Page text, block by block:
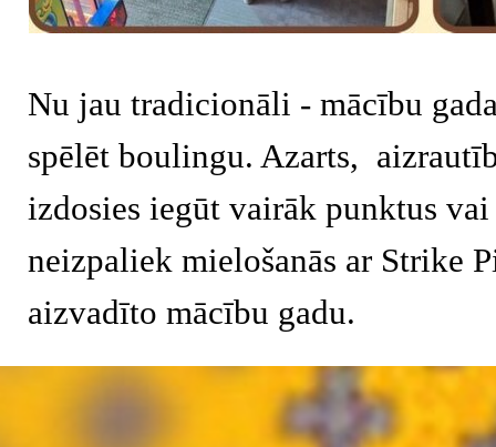
Nu jau tradicionāli - mācību
spēlēt boulingu. Azarts,
izdosies iegūt vairāk punktus
neizpaliek mielošanās ar Strike
aizvadīto mācību gadu.